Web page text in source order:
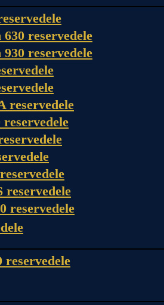
reservedele
reservedele
reservedele
reservedele
reservedele
reservedele
reservedele